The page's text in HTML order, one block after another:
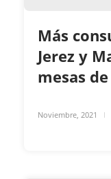
Más
Jerez y
mesas
Noviembre, 2021